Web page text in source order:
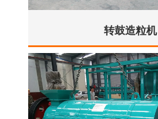
转鼓造粒机